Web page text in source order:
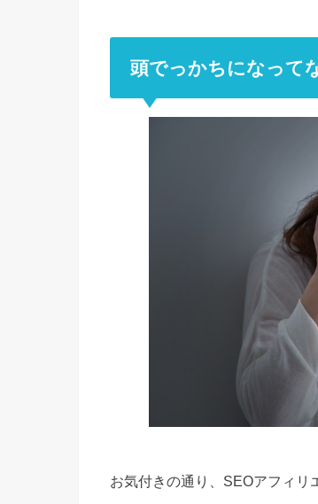
頭でっかちになって
お気付きの通り、SEOアフィリ